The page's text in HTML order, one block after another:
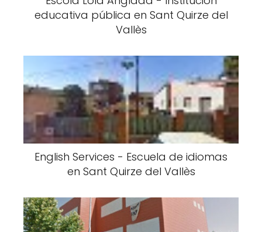
educativa pública en Sant Quirze del
Vallès
English Services - Escuela de idiomas
en Sant Quirze del Vallès